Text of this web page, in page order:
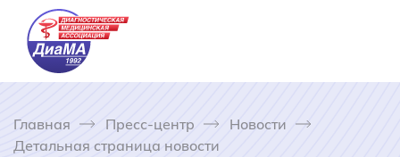
Главная Пресс-центр
Новости
Детальная страница новости